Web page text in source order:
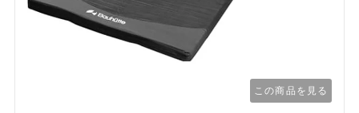
この商品を見る